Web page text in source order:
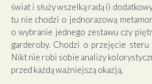
świat i służy wszelką radą (i
tu nie chodzi o jednorazową
o wybranie jednego zestawu czy
garderoby. Chodzi o przejęcie steru
Nikt nie robi sobie analizy
przed każdą ważniejszą okazją.